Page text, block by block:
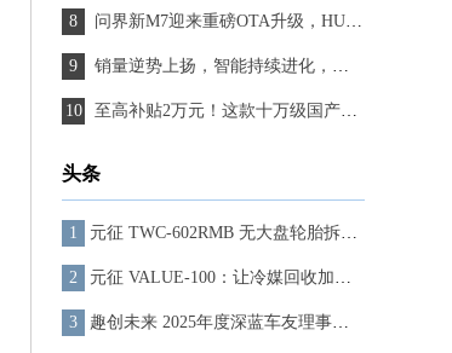
问界新M7迎来重磅OTA升级，HUAWEI ADS 3.0开启智能驾驶新时代
销量逆势上扬，智能持续进化，魏牌全新蓝山尽显韧性
至高补贴2万元！这款十万级国产小钢炮没有年轻人可以拒绝
头条
元征 TWC-602RMB 无大盘轮胎拆装机：重塑汽修作业的专业标杆
元征 VALUE-100：让冷媒回收加注，高效又省心
趣创未来 2025年度深蓝车友理事大会 开启用户运营新篇章